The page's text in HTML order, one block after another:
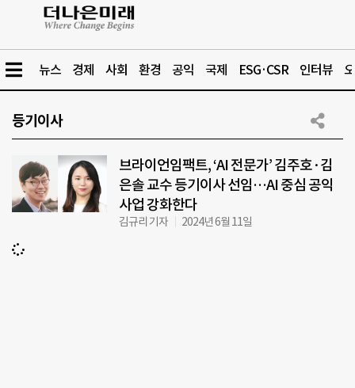
뉴스 경제 사회 환경 공익 국제 ESG·CSR 인터뷰
등기이사
브라이언임팩트, ‘AI 전문가’ 김주호·김
은솔 교수 등기이사 선임…AI 중심 공익
사업 강화한다
김규리 기자 2024년 6월 11일